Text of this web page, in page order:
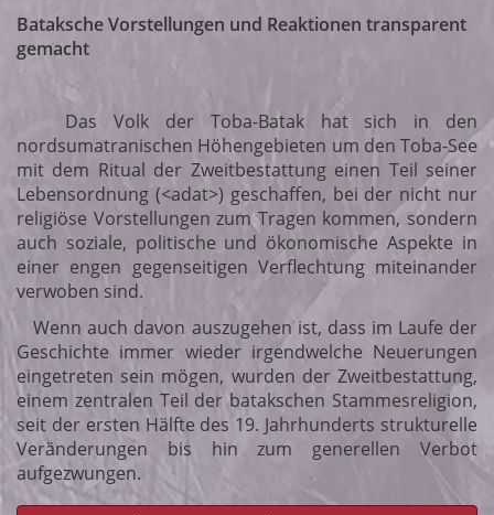
Bataksche Vorstellungen und Reaktionen transparent
gemacht
Das Volk der Toba-Batak hat sich in den
nordsumatranischen Höhengebieten um den Toba-See
mit dem Ritual der Zweitbestattung einen Teil seiner
Lebensordnung (<adat>) geschaffen, bei der nicht nur
religiöse Vorstellungen zum Tragen kommen, sondern
auch soziale, politische und ökonomische Aspekte in
einer engen gegenseitigen Verflechtung miteinander
verwoben sind.
Wenn auch davon auszugehen ist, dass im Laufe der
Geschichte immer wieder irgendwelche Neuerungen
eingetreten sein mögen, wurden der Zweitbestattung,
einem zentralen Teil der batakschen Stammesreligion,
seit der ersten Hälfte des 19. Jahrhunderts strukturelle
Veränderungen bis hin zum generellen Verbot
aufgezwungen.